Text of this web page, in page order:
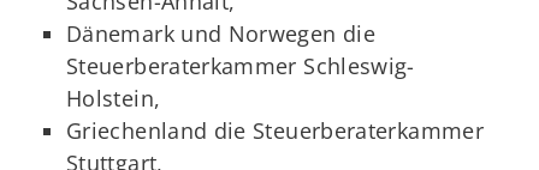
Dänemark und Norwegen die
Steuerberaterkammer Schleswig-
Holstein,
Griechenland die Steuerberaterkammer
Stuttgart,